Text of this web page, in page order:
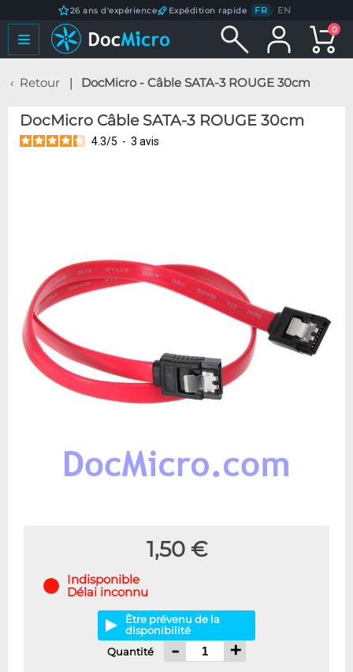
26 ans d'expérience Expédition rapide FR / EN
0
Retour DocMicro - Câble SATA-3 ROUGE 30cm
DocMicro Câble SATA-3 ROUGE 30cm
4.3/5 - 3 avis
1,50 €
Indisponible
Délai inconnu
Être prévenu de la
disponibilité
Quantité
- +